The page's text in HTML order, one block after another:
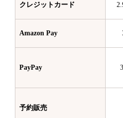
クレジットカード
Amazon Pay
PayPay
予約販売